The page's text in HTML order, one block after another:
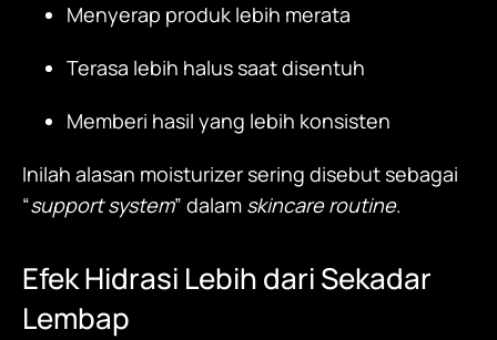
Menyerap produk lebih merata
Terasa lebih halus saat disentuh
Memberi hasil yang lebih konsisten
Inilah alasan moisturizersering disebut sebagai
“support system” dalam skincare routine.
Efek Hidrasi Lebih dari Sekadar
Lembap